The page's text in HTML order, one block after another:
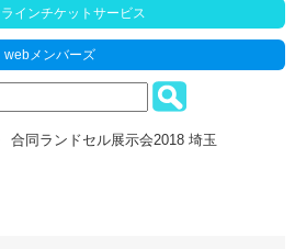
インチケットサービス
webメンバーズ
合同ランドセル展示会2018 埼玉